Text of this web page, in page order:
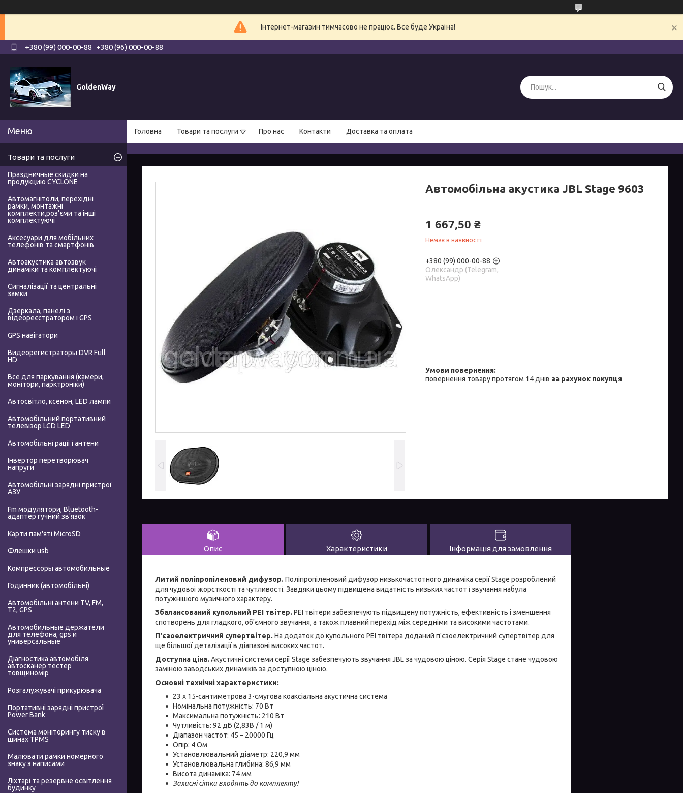
Інтернет-магазин тимчасово не працює. Все буде Україна!
+380 (99) 000-00-88 +380 (96) 000-00-88
GoldenWay
Головна Товари та послуги Про нас Контакти Доставка та оплата
Автомобільна акустика JBL Stage 9603
1 667,50 ₴
Немає в наявності
+380 (99) 000-00-88
Олександр (Telegram,
WhatsApp)
повернення товару протягом 14 днів за рахунок покупця
Опис Характеристики Інформація для замовлення
Литий поліпропіленовий дифузор. Поліпропіленовий дифузор низькочастотного динаміка серії Stage розроблений
для чудової жорсткості та чутливості. Завдяки цьому підвищена видатність низьких частот і звучання набула
потужнішого музичного характеру.
Збалансований купольний PEI твітер. PEI твітери забезпечують підвищену потужність, ефективність і зменшення
спотворень для гладкого, об'ємного звучання, а також плавний перехід між середніми та високими частотами.
П'єзоелектричний супертвітер. На додаток до купольного PEI твітера доданий п'єзоелектричний супертвітер для
ще більшої деталізації в діапазоні високих частот.
Доступна ціна. Акустичні системи серії Stage забезпечують звучання JBL за чудовою ціною. Серія Stage стане чудовою
заміною заводських динаміків за доступною ціною.
Основні технічні характеристики:
23 х 15-сантиметрова 3-смугова коаксіальна акустична система
Номінальна потужність: 70 Вт
Максимальна потужність: 210 Вт
Чутливість: 92 дБ (2,83В / 1 м)
Діапазон частот: 45 – 20000 Гц
Опір: 4 Ом
Установлювальний діаметр: 220,9 мм
Установлювальна глибина: 86,9 мм
Висота динаміка: 74 мм
Захисні сітки входять до комплекту!
Товари та послуги
Праздничные скидки на
продукцию CYCLONE
Автомагнітоли, перехідні
рамки, монтажні
комплекти,роз'єми та інші
комплектуючі
Аксесуари для мобільних
телефонів та смартфонів
Автоакустика автозвук
динаміки та комплектуючі
Сигналізації та центральні
замки
Дзеркала, панелі з
відеореєстратором і GPS
GPS навігатори
Видеорегистраторы DVR Full
HD
Все для паркування (камери,
монітори, парктроніки)
Автосвітло, ксенон, LED лампи
Автомобільний портативний
телевізор LCD LED
Автомобільні рації і антени
Інвертор перетворювач
напруги
Автомобільні зарядні пристрої
АЗУ
Fm модулятори, Bluetooth-
адаптер гучний зв'язок
Карти пам'яті MicroSD
Флешки usb
Компрессоры автомобильные
Годинник (автомобільні)
Автомобільні антени TV, FM,
T2, GPS
Автомобильные держатели
для телефона, gps и
универсальные
Діагностика автомобіля
автосканер тестер
товщиномір
Розгалужувачі прикурювача
Портативні зарядні пристрої
Power Bank
Система моніторингу тиску в
шинах TPMS
Малювати рамки номерного
знаку з написами
Ліхтарі та резервне освітлення
будинку